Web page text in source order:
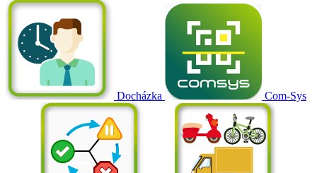
Docházka Com-Sys